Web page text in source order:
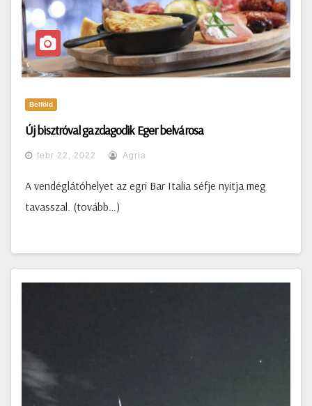
Belföld
Új bisztróval gazdagodik Eger belvárosa
febr 22, 2022 Agria
A vendéglátóhelyet az egri Bar Italia séfje nyitja meg
tavasszal. (tovább…)